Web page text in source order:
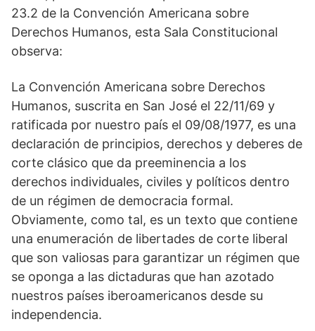
23.2 de la Convención Americana sobre
Derechos Humanos, esta Sala Constitucional
observa:
La Convención Americana sobre Derechos
Humanos, suscrita en San José el 22/11/69 y
ratificada por nuestro país el 09/08/1977, es una
declaración de principios, derechos y deberes de
corte clásico que da preeminencia a los
derechos individuales, civiles y políticos dentro
de un régimen de democracia formal.
Obviamente, como tal, es un texto que contiene
una enumeración de libertades de corte liberal
que son valiosas para garantizar un régimen que
se oponga a las dictaduras que han azotado
nuestros países iberoamericanos desde su
independencia.